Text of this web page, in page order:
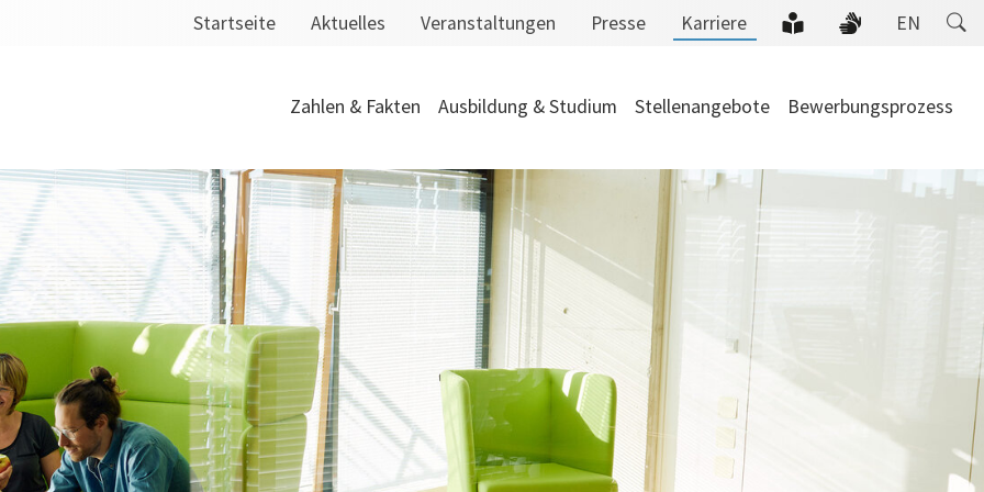
Startseite Aktuelles Veranstaltungen Presse Karriere
(current)
EN
Zahlen & Fakten Ausbildung & Studium Stellenangebote Bewerbungsprozess